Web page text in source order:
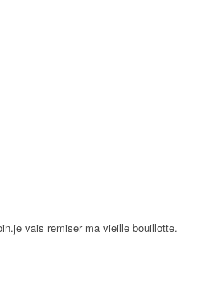
vais remiser ma vieille bouillotte.